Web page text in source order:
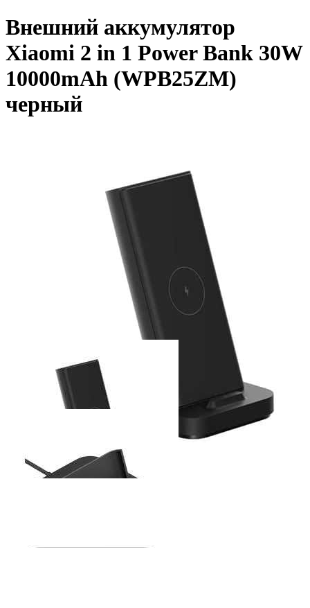
Внешний аккумулятор
Xiaomi 2 in 1 Power Bank 30W
10000mAh (WPB25ZM)
черный